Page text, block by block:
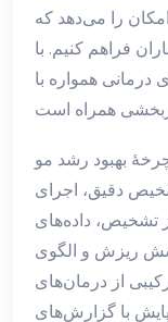
امکان را می‌دهد که
فراهم کنیم. با
درمانی همواره با
بهبود رشد مو
دقیق، اجرای
تشخیص، داده‌های
ریزش و الگوی
از درمان‌های
با گزارش‌های